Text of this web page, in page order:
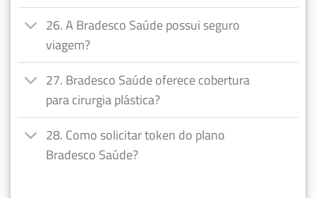
26. A Bradesco Saúde possui seguro
viagem?
27. Bradesco Saúde oferece cobertura
para cirurgia plástica?
28. Como solicitar token do plano
Bradesco Saúde?